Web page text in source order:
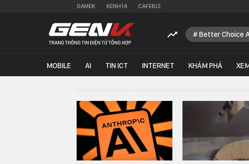
GAMEK KENH14 CAFEBIZ
Better Choice
MOBILE AI TIN ICT INTERNET KHÁM PHÁ